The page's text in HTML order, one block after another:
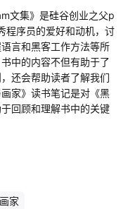
文集》是硅谷创业之父p
程序员的爱好和动机，讨
言和黑客工作方法等所
中的内容不但有助于了
还会帮助读者了解我们
家》读书笔记是对《黑
回顾和理解书中的关键
画家